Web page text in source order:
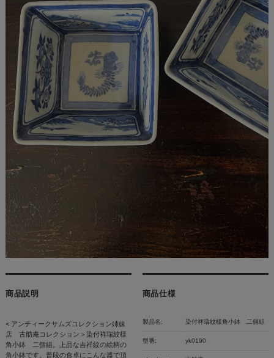
商品説明
< アンティークサムズコレクション姉妹
店 古舫庵コレクション＞染付祥瑞紋様
角小鉢 二個組。上品な吉祥紋の絵柄の
角小鉢です。普段の食卓にこんな器で頂
商品仕様
製品名: 染付祥瑞紋様角小鉢 二個組
型番: yk0190